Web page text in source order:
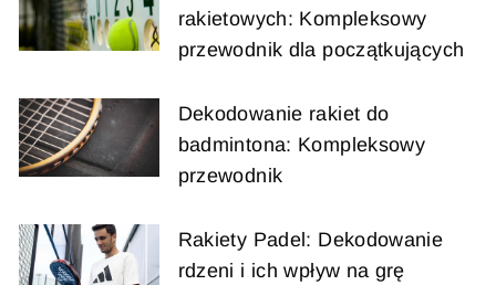
rakietowych: Kompleksowy
przewodnik dla początkujących
Dekodowanie rakiet do
badmintona: Kompleksowy
przewodnik
Rakiety Padel: Dekodowanie
rdzeni i ich wpływ na grę